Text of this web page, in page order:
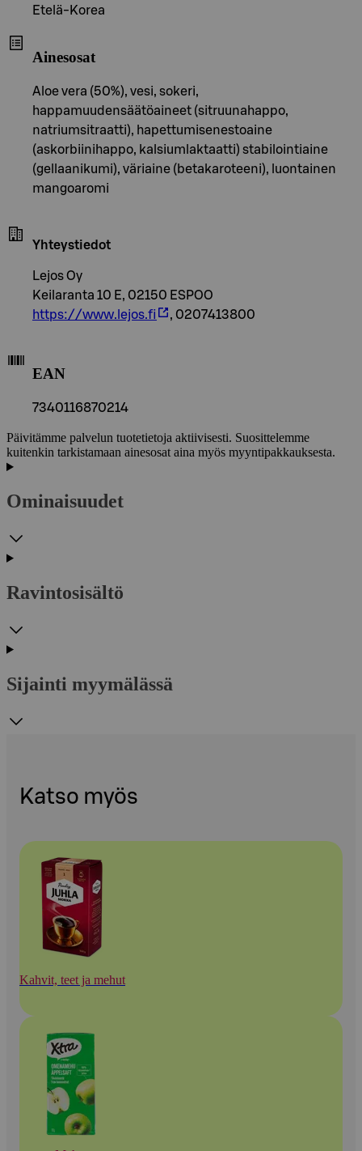
Etelä-Korea
Ainesosat
Aloe vera (50%), vesi, sokeri,
happamuudensäätöaineet (sitruunahappo,
natriumsitraatti), hapettumisenestoaine
(askorbiinihappo, kalsiumlaktaatti) stabilointiaine
(gellaanikumi), väriaine (betakaroteeni), luontainen
mangoaromi
Yhteystiedot
Lejos Oy
Keilaranta 10 E, 02150 ESPOO
https://www.lejos.fi
, 0207413800
EAN
7340116870214
Päivitämme palvelun tuotetietoja aktiivisesti. Suosittelemme
kuitenkin tarkistamaan ainesosat aina myös myyntipakkauksesta.
Ominaisuudet
Ravintosisältö
Sijainti myymälässä
Katso myös
Kahvit, teet ja mehut